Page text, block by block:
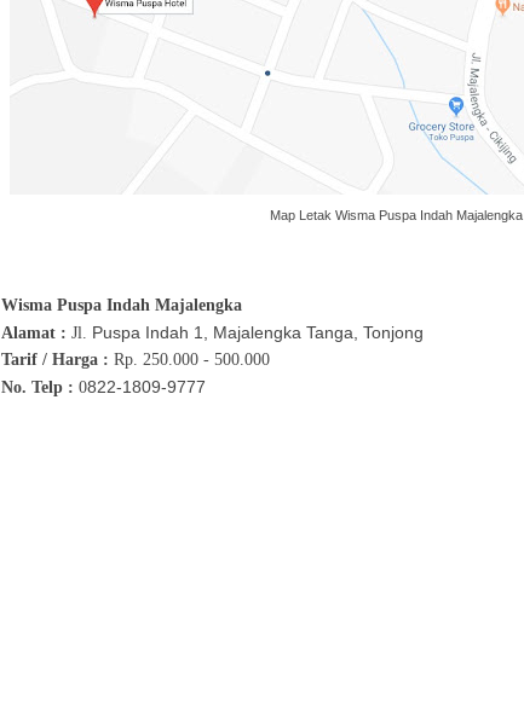
Map Letak Wisma Puspa Indah Majalengka
Wisma Puspa Indah Majalengka
Alamat : Jl. Puspa Indah 1, Majalengka Tanga, Tonjong
Tarif / Harga : Rp. 250.000 - 500.000
No. Telp : 0822-1809-9777